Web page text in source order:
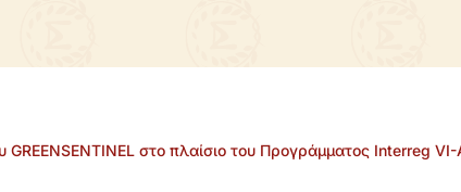
στο πλαίσιο του Προγράμματος Interreg